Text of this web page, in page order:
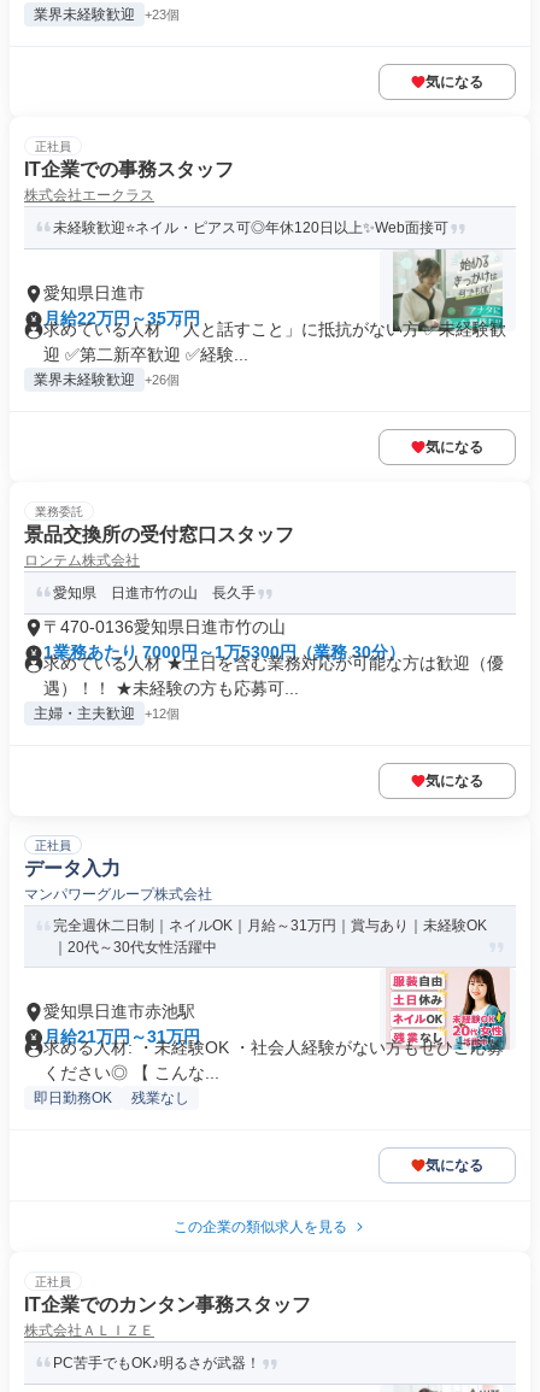
業界未経験歓迎 +23個
気になる
正社員
IT企業での事務スタッフ
株式会社エークラス
未経験歓迎⭐ネイル・ピアス可◎年休120日以上✨Web面接可
愛知県日進市
月給22万円～35万円
求めている人材 「人と話すこと」に抵抗がない方 ✅未経験歓
迎 ✅第二新卒歓迎 ✅経験...
業界未経験歓迎 +26個
気になる
業務委託
景品交換所の受付窓口スタッフ
ロンテム株式会社
愛知県 日進市竹の山 長久手
〒470-0136愛知県日進市竹の山
1業務あたり 7000円～1万5300円（業務 30分）
求めている人材 ★土日を含む業務対応が可能な方は歓迎（優
遇）！！ ★未経験の方も応募可...
主婦・主夫歓迎 +12個
気になる
正社員
データ入力
マンパワーグループ株式会社
完全週休二日制｜ネイルOK｜月給～31万円｜賞与あり｜未経験OK
｜20代～30代女性活躍中
愛知県日進市赤池駅
月給21万円～31万円
求める人材: ・未経験OK ・社会人経験がない方もぜひご応募
ください◎ 【 こんな...
即日勤務OK 残業なし
気になる
この企業の類似求人を見る
正社員
IT企業でのカンタン事務スタッフ
株式会社ＡＬＩＺＥ
PC苦手でもOK♪明るさが武器！